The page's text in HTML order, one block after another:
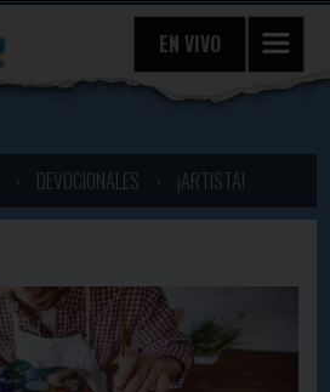
EN VIVO
DEVOCIONALES ¡ARTISTA!